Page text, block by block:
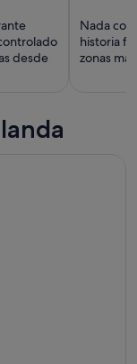
desde
Nada
historia
zonas